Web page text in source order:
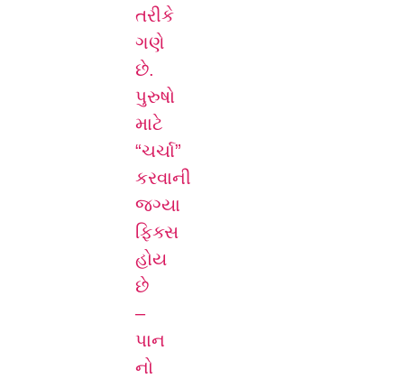
તરીકે
ગણે
છે.
પુરુષો
માટે
“ચર્ચા”
કરવાની
જગ્યા
ફિક્સ
હોય
છે
–
પાન
નો